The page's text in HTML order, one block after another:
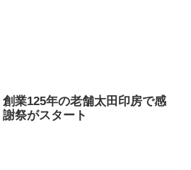
創業125年の老舗太田印房で感
謝祭がスタート